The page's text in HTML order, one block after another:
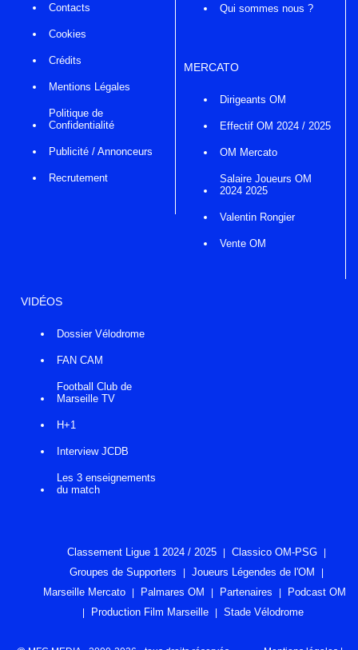
Contacts
Cookies
Crédits
Mentions Légales
Politique de
Confidentialité
Publicité / Annonceurs
Recrutement
Qui sommes nous ?
MERCATO
Dirigeants OM
Effectif OM 2024 / 2025
OM Mercato
Salaire Joueurs OM
2024 2025
Valentin Rongier
Vente OM
VIDÉOS
Dossier Vélodrome
FAN CAM
Football Club de
Marseille TV
H+1
Interview JCDB
Les 3 enseignements
du match
Classement Ligue 1 2024 / 2025
Classico OM-PSG
Groupes de Supporters
Joueurs Légendes de l'OM
Marseille Mercato
Palmares OM Partenaires
Podcast OM
Production Film Marseille
Stade Vélodrome